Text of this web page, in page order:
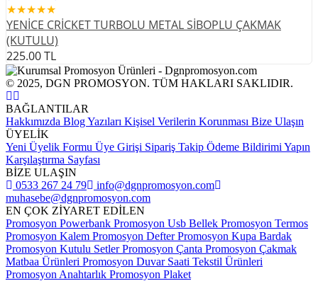
★★★★★
YENİCE CRİCKET TURBOLU METAL SİBOPLU ÇAKMAK
(KUTULU)
225.00TL
© 2025, DGN PROMOSYON. TÜM HAKLARI SAKLIDIR.
BAĞLANTILAR
Hakkımızda Blog Yazıları Kişisel Verilerin Korunması Bize Ulaşın
ÜYELİK
Yeni Üyelik Formu Üye Girişi Sipariş Takip Ödeme Bildirimi Yapın
Karşılaştırma Sayfası
BİZE ULAŞIN
0533 267 24 79
info@dgnpromosyon.com
muhasebe@dgnpromosyon.com
EN ÇOK ZİYARET EDİLEN
Promosyon Powerbank Promosyon Usb Bellek Promosyon Termos
Promosyon Kalem Promosyon DefterPromosyon Kupa Bardak
Promosyon Kutulu SetlerPromosyon Çanta Promosyon Çakmak
Matbaa Ürünleri Promosyon Duvar Saati Tekstil Ürünleri
Promosyon Anahtarlık Promosyon Plaket